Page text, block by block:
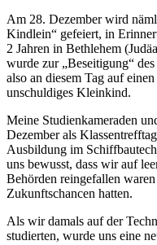
Am 28. Dezember wird
Kindlein
gefeiert, in
2 Jahren in Bethlehem
wurde zur Beseitigung
also an diesem Tag auf
unschuldiges Kleinkind.
Meine Studienkameraden
Dezember als
Ausbildung im
uns bewusst, dass wir auf
Behörden reingefallen
Zukunftschancen hatten.
Als wir damals auf der
studierten, wurde uns eine